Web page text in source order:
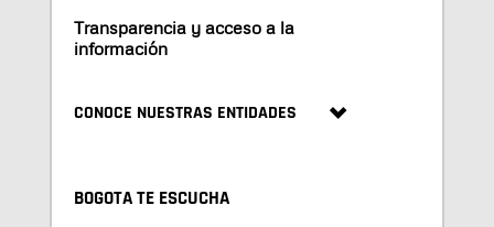
Transparencia y acceso a la
información
CONOCE NUESTRAS ENTIDADES
BOGOTA TE ESCUCHA